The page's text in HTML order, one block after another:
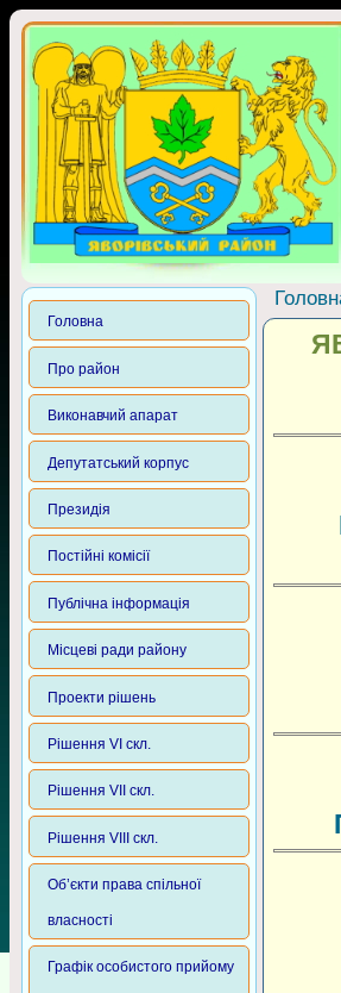
Головна
Про район
Виконавчий апарат
Депутатський корпус
Президія
Постійні комісії
Публічна інформація
Місцеві ради району
Проекти рішень
Рішення VI скл.
Рішення VII скл.
Рішення VIII скл.
Об’єкти права спільної
власності
Графік особистого прийому